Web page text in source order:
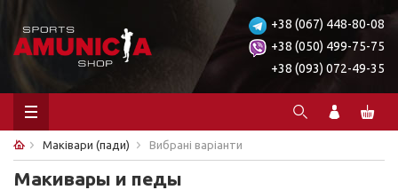
+38 (067) 448-80-08
+38 (050) 499-75-75
+38 (093) 072-49-35
Маківари (пади) Вибрані варіанти
Макивары и педы